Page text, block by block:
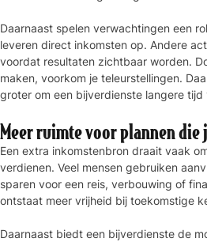
Daarnaast spelen verwachtingen een
leveren direct inkomsten op. Andere
voordat resultaten zichtbaar worden.
maken, voorkom je teleurstellingen.
groter om een bijverdienste langere tijd
Meer ruimte voor plannen
Een extra inkomstenbron draait vaak
verdienen. Veel mensen gebruiken
sparen voor een reis, verbouwing of
ontstaat meer vrijheid bij toekomstige
Daarnaast biedt een bijverdienste de